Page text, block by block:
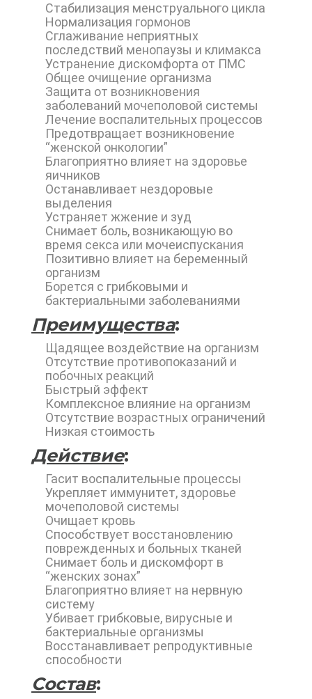
Стабилизация менструального цикла
Нормализация гормонов
Сглаживание неприятных
последствий менопаузы и климакса
Устранение дискомфорта от ПМС
Общее очищение организма
Защита от возникновения
заболеваний мочеполовой системы
Лечение воспалительных процессов
Предотвращает возникновение
“женской онкологии”
Благоприятно влияет на здоровье
яичников
Останавливает нездоровые
выделения
Устраняет жжение и зуд
Снимает боль, возникающую во
время секса или мочеиспускания
Позитивно влияет на беременный
организм
Борется с грибковыми и
бактериальными заболеваниями
Преимущества:
Щадящее воздействие на организм
Отсутствие противопоказаний и
побочных реакций
Быстрый эффект
Комплексное влияние на организм
Отсутствие возрастных ограничений
Низкая стоимость
Действие:
Гасит воспалительные процессы
Укрепляет иммунитет, здоровье
мочеполовой системы
Очищает кровь
Способствует восстановлению
поврежденных и больных тканей
Снимает боль и дискомфорт в
“женских зонах”
Благоприятно влияет на нервную
систему
Убивает грибковые, вирусные и
бактериальные организмы
Восстанавливает репродуктивные
способности
Состав: